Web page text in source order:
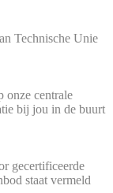
Technische Unie
onze centrale
bij jou in de buurt
gecertificeerde
staat vermeld